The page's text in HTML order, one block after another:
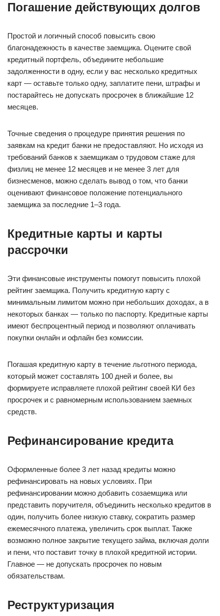
Погашение действующих долгов
Простой и логичный способ повысить свою
благонадежность в качестве заемщика. Оцените свой
кредитный портфель, объедините небольшие
задолженности в одну, если у вас несколько кредитных
карт — оставьте только одну, заплатите пени, штрафы и
постарайтесь не допускать просрочек в ближайшие 12
месяцев.
Точные сведения о процедуре принятия решения по
заявкам на кредит банки не предоставляют. Но исходя из
требований банков к заемщикам о трудовом стаже для
физлиц не менее 12 месяцев и не менее 3 лет для
бизнесменов, можно сделать вывод о том, что банки
оценивают финансовое положение потенциального
заемщика за последние 1–3 года.
Кредитные карты и карты
рассрочки
Эти финансовые инструменты помогут повысить плохой
рейтинг заемщика. Получить кредитную карту с
минимальным лимитом можно при небольших доходах, а в
некоторых банках — только по паспорту. Кредитные карты
имеют беспроцентный период и позволяют оплачивать
покупки онлайн и офлайн без комиссии.
Погашая кредитную карту в течение льготного периода,
который может составлять 100 дней и более, вы
формируете исправляете плохой рейтинг своей КИ без
просрочек и с равномерным использованием заемных
средств.
Рефинансирование кредита
Оформленные более 3 лет назад кредиты можно
рефинансировать на новых условиях. При
рефинансировании можно добавить созаемщика или
представить поручителя, объединить несколько кредитов в
один, получить более низкую ставку, сократить размер
ежемесячного платежа, увеличить срок выплат. Также
возможно полное закрытие текущего займа, включая долги
и пени, что поставит точку в плохой кредитной истории.
Главное — не допускать просрочек по новым
обязательствам.
Реструктуризация